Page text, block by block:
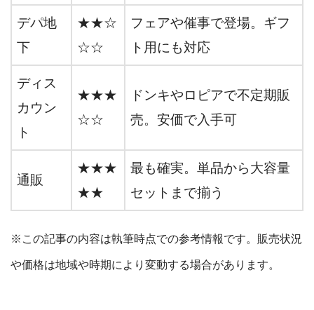
デパ地
下
★★☆
☆☆
フェアや催事で登場。ギフ
ト用にも対応
ディス
カウン
ト
★★★
☆☆
ドンキやロピアで不定期販
売。安価で入手可
通販
★★★
★★
最も確実。単品から大容量
セットまで揃う
※この記事の内容は執筆時点での参考情報です。販売状況
や価格は地域や時期により変動する場合があります。